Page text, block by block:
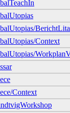
Context
Context